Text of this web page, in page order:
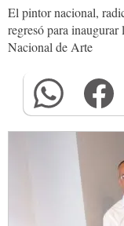
El pintor nacional,
regresó para inaugurar
Nacional de Arte